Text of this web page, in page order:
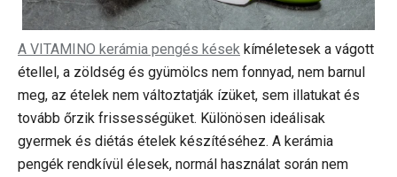
A VITAMINO kerámia pengés kések kíméletesek a vágott
étellel, a zöldség és gyümölcs nem fonnyad, nem barnul
meg, az ételek nem változtatják ízüket, sem illatukat és
tovább őrzik frissességüket. Különösen ideálisak
gyermek és diétás ételek készítéséhez. A kerámia
pengék rendkívül élesek, normál használat során nem